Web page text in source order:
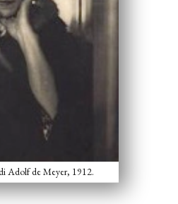
Adolf de Meyer, 1912.